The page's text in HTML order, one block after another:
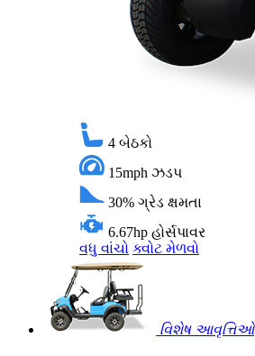
4 બેઠકો
15mph ઝડપ
30% ગ્રેડ ક્ષમતા
6.67hp હોર્સપાવર
વધુ વાંચો ક્વોટ મેળવો
વિશેષ આવૃત્તિઓ